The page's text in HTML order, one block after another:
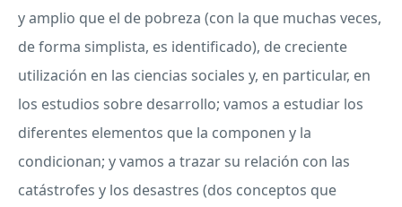
y amplio que el de pobreza (con la que muchas veces,
de forma simplista, es identificado), de creciente
utilización en las ciencias sociales y, en particular, en
los estudios sobre desarrollo; vamos a estudiar los
diferentes elementos que la componen y la
condicionan; y vamos a trazar su relación con las
catástrofes y los desastres (dos conceptos que